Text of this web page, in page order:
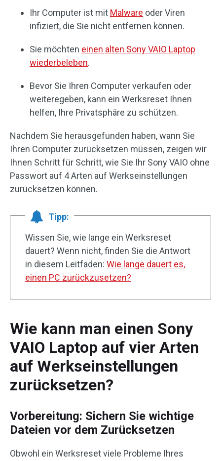
Ihr Computer ist mit Malware oder Viren
infiziert, die Sie nicht entfernen können.
Sie möchten einen alten Sony VAIO Laptop
wiederbeleben.
Bevor Sie Ihren Computer verkaufen oder
weiteregeben, kann ein Werksreset Ihnen
helfen, Ihre Privatsphäre zu schützen.
Nachdem Sie herausgefunden haben, wann Sie
Ihren Computer zurücksetzen müssen, zeigen wir
Ihnen Schritt für Schritt, wie Sie Ihr Sony VAIO ohne
Passwort auf 4 Arten auf Werkseinstellungen
zurücksetzen können.
Tipp:
Wissen Sie, wie lange ein Werksreset
dauert? Wenn nicht, finden Sie die Antwort
in diesem Leitfaden: Wie lange dauert es,
einen PC zurückzusetzen?
Wie kann man einen Sony
VAIO Laptop auf vier Arten
auf Werkseinstellungen
zurücksetzen?
Vorbereitung: Sichern Sie wichtige
Dateien vor dem Zurücksetzen
Obwohl ein Werksreset viele Probleme Ihres